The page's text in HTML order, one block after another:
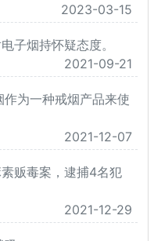
2023-03-15
子烟持怀疑态度。
2021-09-21
为一种戒烟产品来使
2021-12-07
贩毒案，逮捕4名犯
2021-12-29